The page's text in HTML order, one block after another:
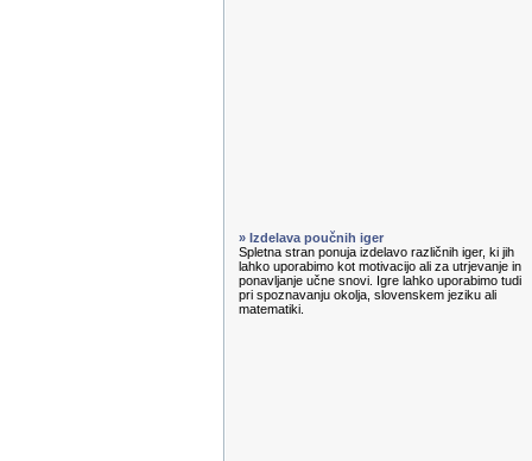
» Izdelava poučnih iger
Spletna stran ponuja izdelavo različnih iger, ki jih
lahko uporabimo kot motivacijo ali za utrjevanje in
ponavljanje učne snovi. Igre lahko uporabimo tudi
pri spoznavanju okolja, slovenskem jeziku ali
matematiki.